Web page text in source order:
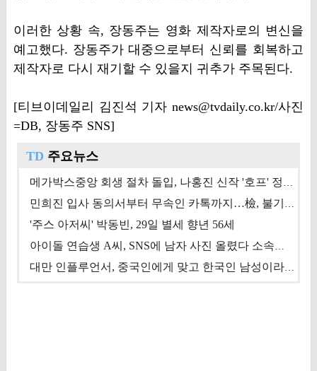
이러한 상황 속, 장동주는 영화 제작자로의 변신을
예고했다. 장동주가 대중으로부터 신뢰를 회복하고
제작자로 다시 재기할 수 있을지 귀추가 주목된다.
[티브이데일리 김진석 기자 news@tvdaily.co.kr/사진
=DB, 장동주 SNS]
TD 주요뉴스
메가박스중앙 회생 절차 돌입, 나홍진 신작 '호프' 정상 개봉에 쏠린 시선 [상반기 결산 기획]
민희진 입사 동의서부터 무속인 카톡까지…檢, 불기소 처분 근거들 [이슈&톡]
'주스 아저씨' 박동빈, 29일 별세 향년 56세
아이돌 연습생 A씨, SNS에 남자 사진 올렸다 소속사 퇴출
대만 인플루언서, 중국인에게 맞고 한국인 남성이라 진술 '후폭풍'